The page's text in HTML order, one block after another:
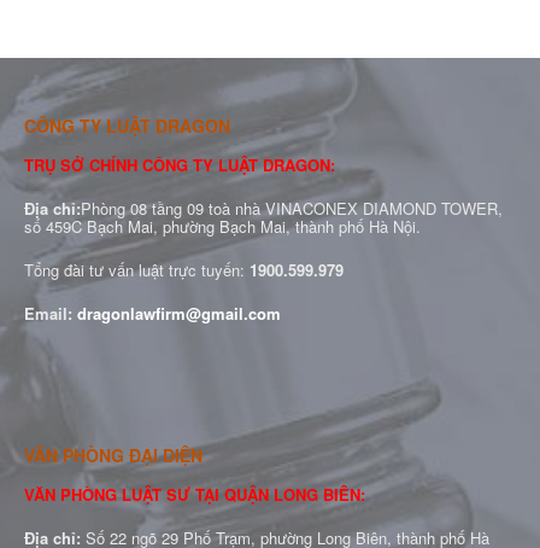
CÔNG TY LUẬT DRAGON
TRỤ SỞ CHÍNH CÔNG TY LUẬT DRAGON:
Địa chỉ:Phòng 08 tầng 09 toà nhà VINACONEX DIAMOND TOWER,
số 459C Bạch Mai, phường Bạch Mai, thành phố Hà Nội.
Tổng đài tư vấn luật trực tuyến: 1900.599.979
Email: dragonlawfirm@gmail.com
VĂN PHÒNG ĐẠI DIỆN
VĂN PHÒNG LUẬT SƯ TẠI QUẬN LONG BIÊN:
Địa chỉ: Số 22 ngõ 29 Phố Trạm, phường Long Biên, thành phố Hà